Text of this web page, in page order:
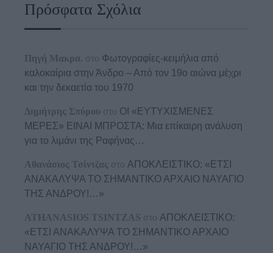
Πρόσφατα Σχόλια
Πηγή Μακρα. στο Φωτογραφίες-κειμήλια από
καλοκαίρια στην Άνδρο – Από τον 19ο αιώνα μέχρι
και την δεκαετία του 1970
Δημήτρης Σπύρου στο ΟΙ «ΕΥΤΥΧΙΣΜΕΝΕΣ
ΜΕΡΕΣ» ΕΙΝΑΙ ΜΠΡΟΣΤΑ: Μια επίκαιρη ανάλυση
για το λιμάνι της Ραφήνας…
Αθανάσιος Τσίντζας στο ΑΠΟΚΛΕΙΣΤΙΚΟ: «ΕΤΣΙ
ΑΝΑΚΑΛΥΨΑ ΤΟ ΣΗΜΑΝΤΙΚΟ ΑΡΧΑΙΟ ΝΑΥΑΓΙΟ
ΤΗΣ ΑΝΔΡΟΥ!…»
ATHANASIOS TSINTZAS στο ΑΠΟΚΛΕΙΣΤΙΚΟ:
«ΕΤΣΙ ΑΝΑΚΑΛΥΨΑ ΤΟ ΣΗΜΑΝΤΙΚΟ ΑΡΧΑΙΟ
ΝΑΥΑΓΙΟ ΤΗΣ ΑΝΔΡΟΥ!…»